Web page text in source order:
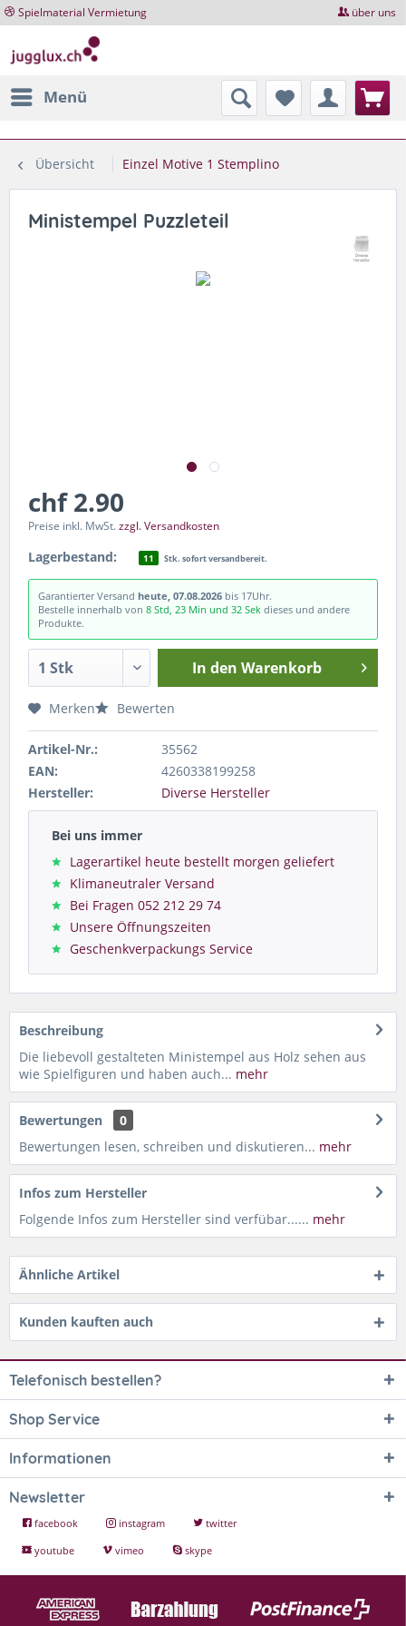
Spielmaterial Vermietung über uns
Menü
Übersicht Einzel Motive 1 Stemplino
Ministempel Puzzleteil
chf 2.90
Preise inkl. MwSt.zzgl. Versandkosten
Lagerbestand: 11 Stk. sofort versandbereit.
Garantierter Versand heute, 07.08.2026 bis 17Uhr.
Bestelle innerhalb von 8 Std, 23 Min und 32 Sek dieses und andere
Produkte.
In den Warenkorb
Merken Bewerten
Artikel-Nr.:
35562
EAN:
4260338199258
Hersteller:
Diverse Hersteller
Bei uns immer
Lagerartikel heute bestellt morgen geliefert
Klimaneutraler Versand
Bei Fragen 052 212 29 74
Unsere Öffnungszeiten
Geschenkverpackungs Service
Beschreibung
Die liebevoll gestalteten Ministempel aus Holz sehen aus
wie Spielfiguren und haben auch... mehr
Bewertungen
0
Bewertungen lesen, schreiben und diskutieren... mehr
Infos zum Hersteller
Folgende Infos zum Hersteller sind verfübar...... mehr
Ähnliche Artikel
Kunden kauften auch
Telefonisch bestellen?
Shop Service
Informationen
Newsletter
facebook instagram
twitter
youtube
vimeo skype